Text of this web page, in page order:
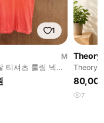
1
M
티셔츠 롤링 넥라
일 슬림핏 베이직
Theory
Theory
넨 골지
7